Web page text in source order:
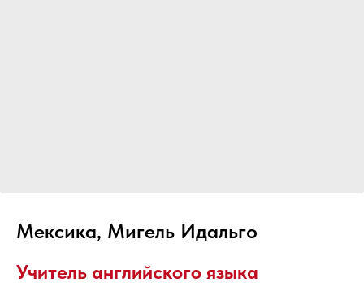
Мексика, Мигель Идальго
Учитель английского языка